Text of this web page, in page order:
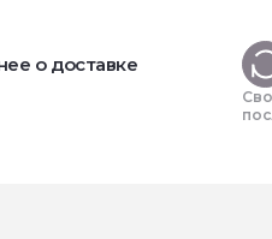
о доставке